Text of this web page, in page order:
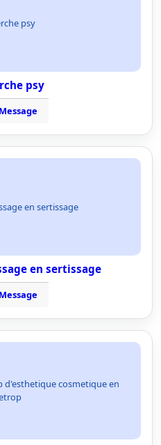
psy
psy
en sertissage
en sertissage
d'esthetique cosmetique en